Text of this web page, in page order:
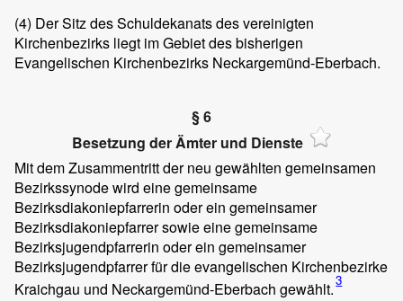
(4) Der Sitz des Schuldekanats des vereinigten
Kirchenbezirks liegt im Gebiet des bisherigen
Evangelischen Kirchenbezirks Neckargemünd-Eberbach.
§ 6
Besetzung der Ämter und Dienste
Mit dem Zusammentritt der neu gewählten gemeinsamen
Bezirkssynode wird eine gemeinsame
Bezirksdiakoniepfarrerin oder ein gemeinsamer
Bezirksdiakoniepfarrer sowie eine gemeinsame
Bezirksjugendpfarrerin oder ein gemeinsamer
Bezirksjugendpfarrer für die evangelischen Kirchenbezirke
Kraichgau und Neckargemünd-Eberbach gewählt.3